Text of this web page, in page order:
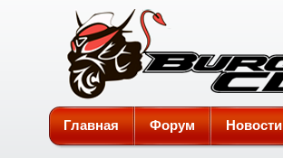
Burgman-Club
Главная Форум Новости